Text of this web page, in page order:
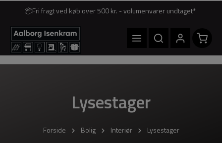
📦Fri fragt ved køb over 500 kr. - volumenvarer undtaget*
Lysestager
Forside Bolig Interiør Lysestager